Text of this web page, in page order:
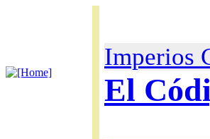
Imperios
El